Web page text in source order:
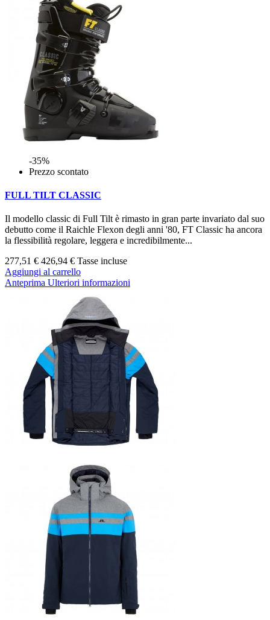
-35%
Prezzo scontato
FULL TILT CLASSIC
Il modello classic di Full Tilt è rimasto in gran parte invariato dal suo
debutto come il Raichle Flexon degli anni '80, FT Classic ha ancora
la flessibilità regolare, leggera e incredibilmente...
277,51 € 426,94 € Tasse incluse
Aggiungi al carrello
Anteprima Ulteriori informazioni